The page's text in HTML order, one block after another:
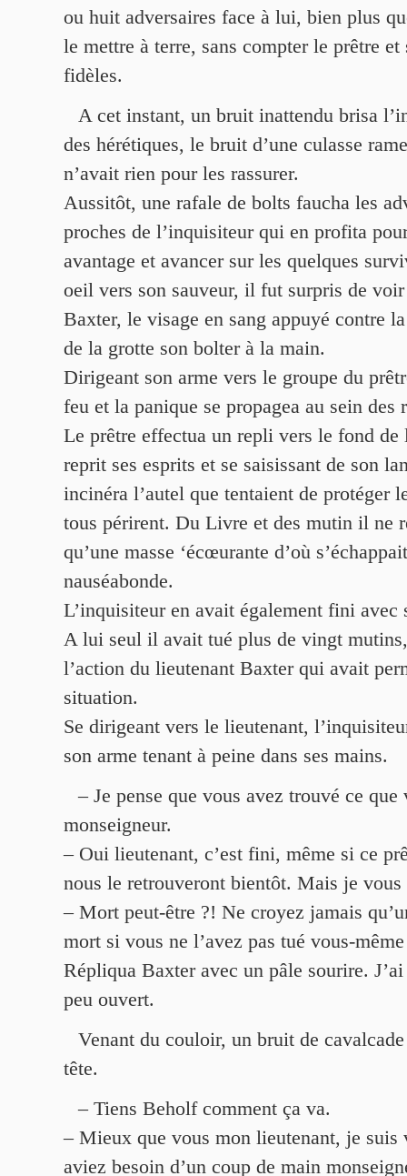
ou huit adversaires face à lui, bien plus
le mettre à terre, sans compter le prêtre et
fidèles.
A cet instant, un bruit inattendu brisa
des hérétiques, le bruit d’une culasse
n’avait rien pour les rassurer.
Aussitôt, une rafale de bolts faucha les
proches de l’inquisiteur qui en profita
avantage et avancer sur les quelques
oeil vers son sauveur, il fut surpris de
Baxter, le visage en sang appuyé contre
de la grotte son bolter à la main.
Dirigeant son arme vers le groupe du
feu et la panique se propagea au sein des
Le prêtre effectua un repli vers le fond de
reprit ses esprits et se saisissant de son
incinéra l’autel que tentaient de protéger
tous périrent. Du Livre et des mutin il ne
qu’une masse ‘écœurante d’où
nauséabonde.
L’inquisiteur en avait également fini avec
A lui seul il avait tué plus de vingt
l’action du lieutenant Baxter qui avait
situation.
Se dirigeant vers le lieutenant,
son arme tenant à peine dans ses mains.
– Je pense que vous avez trouvé ce que
monseigneur.
– Oui lieutenant, c’est fini, même si ce
nous le retrouveront bientôt. Mais je
– Mort peut-être ?! Ne croyez jamais
mort si vous ne l’avez pas tué vous-
Répliqua Baxter avec un pâle sourire.
peu ouvert.
Venant du couloir, un bruit de
tête.
– Tiens Beholf comment ça va.
– Mieux que vous mon lieutenant, je suis
aviez besoin d’un coup de main